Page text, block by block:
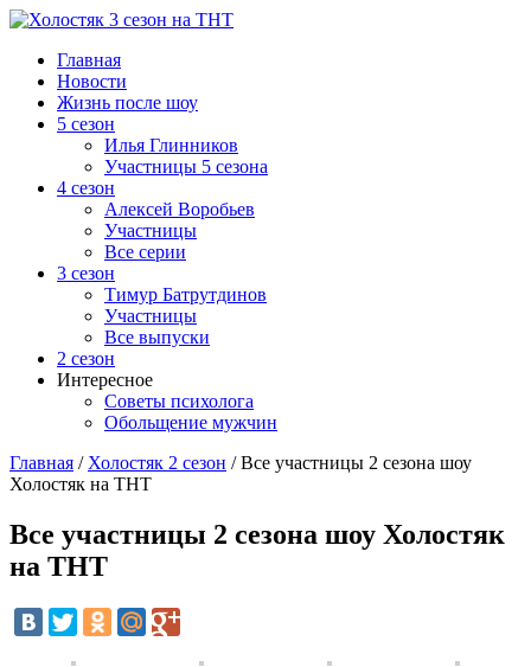
Главная
Новости
Жизнь после шоу
5 сезон
Илья Глинников
Участницы 5 сезона
4 сезон
Алексей Воробьев
Участницы
Все серии
3 сезон
Тимур Батрутдинов
Участницы
Все выпуски
2 сезон
Интересное
Советы психолога
Обольщение мужчин
Главная / Холостяк 2 сезон /Все участницы 2 сезона шоу
Холостяк на ТНТ
Все участницы 2 сезона шоу Холостяк
на ТНТ